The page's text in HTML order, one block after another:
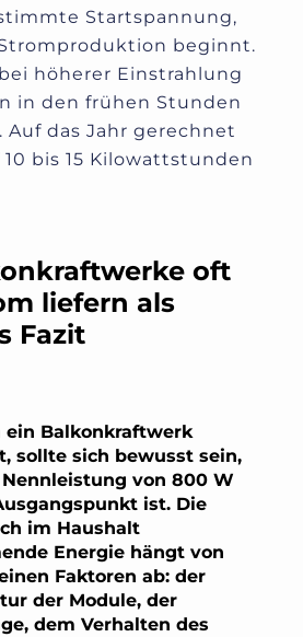
Startspannung,
beginnt.
höherer Einstrahlung
in den frühen Stunden
das Jahr gerechnet
bis 15 Kilowattstunden
oft
liefern als
Fazit
ein Balkonkraftwerk
sollte sich bewusst sein,
von 800 W
ist. Die
im Haushalt
Energie hängt von
Faktoren ab: der
der Module, der
dem Verhalten des